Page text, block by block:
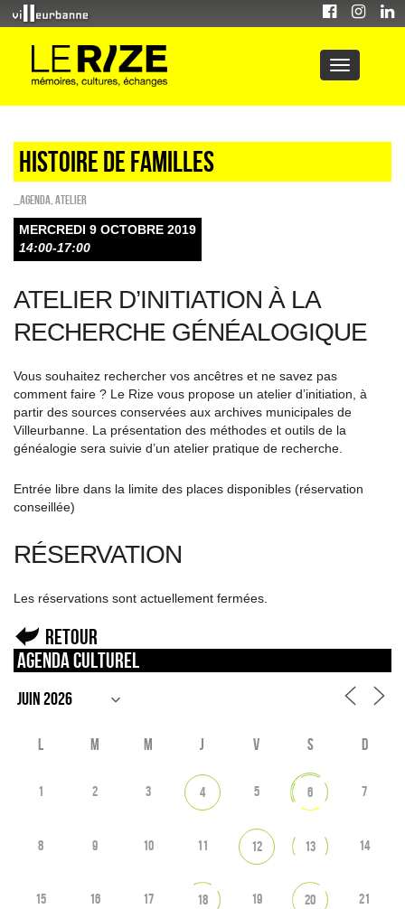
Histoire de familles
_Agenda Atelier
MERCREDI 9 OCTOBRE 2019
14:00-17:00
ATELIER D’INITIATION À LA
RECHERCHE GÉNÉALOGIQUE
Vous souhaitez rechercher vos ancêtres et ne savez pas
comment faire ? Le Rize vous propose un atelier d’initiation, à
partir des sources conservées aux archives municipales de
Villeurbanne. La présentation des méthodes et outils de la
généalogie sera suivie d’un atelier pratique de recherche.
Entrée libre dans la limite des places disponibles (réservation
conseillée)
RÉSERVATION
Les réservations sont actuellement fermées.
Retour
Agenda culturel
L M M J V S D
1 2 3 4 5 6 7
8 9 10 11 12 13 14
15 16 17 18 19 20 21